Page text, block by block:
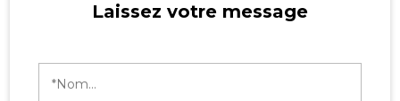
Laissez votre message